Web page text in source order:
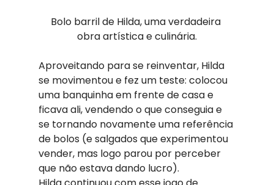
Bolo barril de Hilda, uma verdadeira
obra artística e culinária.
Aproveitando para se reinventar, Hilda
se movimentou e fez um teste: colocou
uma banquinha em frente de casa e
ficava ali, vendendo o que conseguia e
se tornando novamente uma referência
de bolos (e salgados que experimentou
vender, mas logo parou por perceber
que não estava dando lucro).